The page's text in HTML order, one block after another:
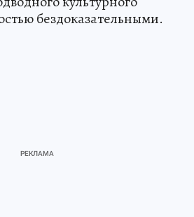
бездоказательными.